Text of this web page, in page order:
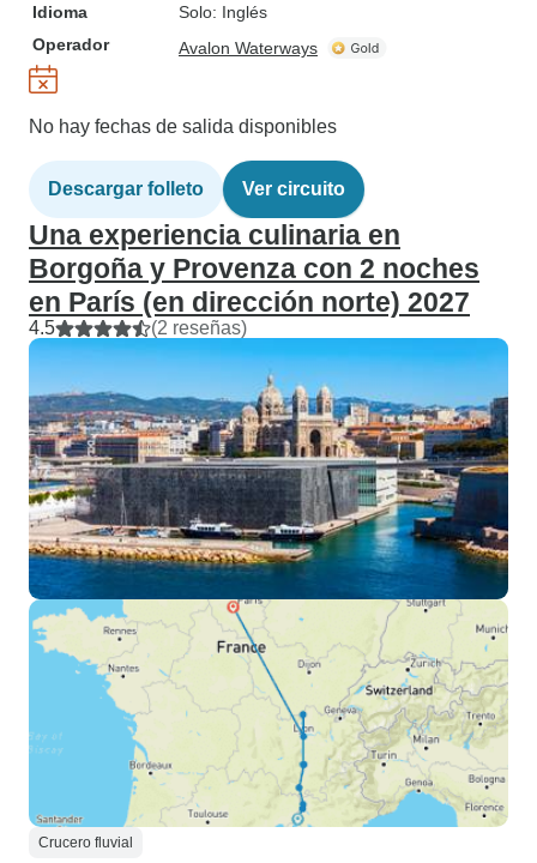
Idioma
Solo: Inglés
Operador
Avalon Waterways
No hay fechas de salida disponibles
Descargar folleto Ver circuito
Una experiencia culinaria en
Borgoña y Provenza con 2 noches
en París (en dirección norte) 2027
4.5 (2 reseñas)
Crucero fluvial